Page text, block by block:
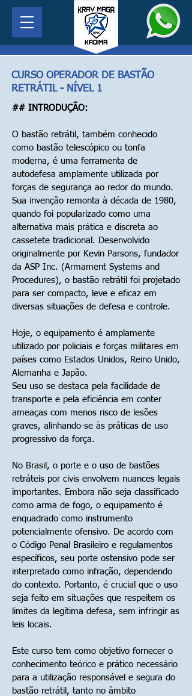
CURSO OPERADOR DE BASTÃO
RETRÁTIL - NÍVEL 1
## INTRODUÇÃO:
O bastão retrátil, também conhecido
como bastão telescópico ou tonfa
moderna, é uma ferramenta de
autodefesa amplamente utilizada por
forças de segurança ao redor do mundo.
Sua invenção remonta à década de 1980,
quando foi popularizado como uma
alternativa mais prática e discreta ao
cassetete tradicional. Desenvolvido
originalmente por Kevin Parsons, fundador
da ASP Inc. (Armament Systems and
Procedures), o bastão retrátil foi projetado
para ser compacto, leve e eficaz em
diversas situações de defesa e controle.
Hoje, o equipamento é amplamente
utilizado por policiais e forças militares em
países como Estados Unidos, Reino Unido,
Alemanha e Japão.
Seu uso se destaca pela facilidade de
transporte e pela eficiência em conter
ameaças com menos risco de lesões
graves, alinhando-se às práticas de uso
progressivo da força.
No Brasil, o porte e o uso de bastões
retráteis por civis envolvem nuances legais
importantes. Embora não seja classificado
como arma de fogo, o equipamento é
enquadrado como instrumento
potencialmente ofensivo. De acordo com
o Código Penal Brasileiro e regulamentos
específicos, seu porte ostensivo pode ser
interpretado como infração, dependendo
do contexto. Portanto, é crucial que o uso
seja feito em situações que respeitem os
limites da legítima defesa, sem infringir as
leis locais.
Este curso tem como objetivo fornecer o
conhecimento teórico e prático necessário
para a utilização responsável e segura do
bastão retrátil, tanto no âmbito